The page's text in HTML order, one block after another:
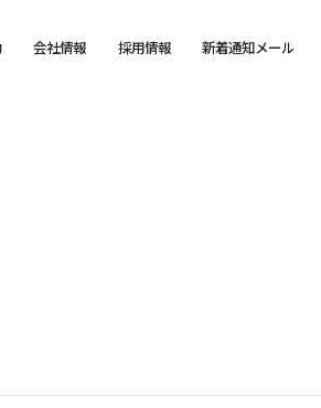
会社情報 採用情報 新着通知メール